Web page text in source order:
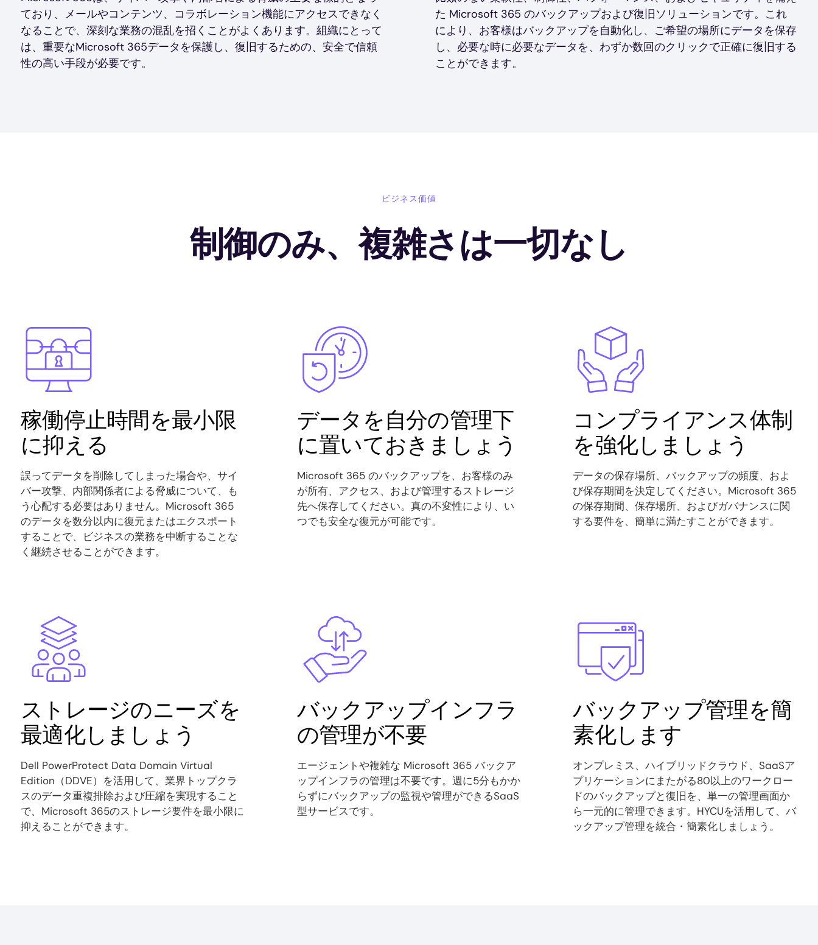
ており、メールやコンテンツ、コラボレーション機能にアクセスできなく
なることで、深刻な業務の混乱を招くことがよくあります。組織にとって
は、重要なMicrosoft 365データを保護し、復旧するための、安全で信頼
性の高い手段が必要です。
た Microsoft 365 のバックアップおよび復旧ソリューションです。これ
により、お客様はバックアップを自動化し、ご希望の場所にデータを保存
し、必要な時に必要なデータを、わずか数回のクリックで正確に復旧する
ことができます。
ビジネス価値
制御のみ、複雑さは一切なし
Image
稼働停止時間を最小限
に抑える
誤ってデータを削除してしまった場合や、サイ
バー攻撃、内部関係者による脅威について、も
う心配する必要はありません。Microsoft 365
のデータを数分以内に復元またはエクスポート
することで、ビジネスの業務を中断することな
く継続させることができます。
Image
データを自分の管理下
に置いておきましょう
Microsoft 365 のバックアップを、お客様のみ
が所有、アクセス、および管理するストレージ
先へ保存してください。真の不変性により、い
つでも安全な復元が可能です。
Image
コンプライアンス体制
を強化しましょう
データの保存場所、バックアップの頻度、およ
び保存期間を決定してください。Microsoft 365
の保存期間、保存場所、およびガバナンスに関
する要件を、簡単に満たすことができます。
Image
ストレージのニーズを
最適化しましょう
Dell PowerProtect Data Domain Virtual
Edition（DDVE）を活用して、業界トップクラ
スのデータ重複排除および圧縮を実現すること
で、Microsoft 365のストレージ要件を最小限に
抑えることができます。
バックアップインフラ
の管理が不要
エージェントや複雑な Microsoft 365 バックア
ップインフラの管理は不要です。週に5分もかか
らずにバックアップの監視や管理ができるSaaS
型サービスです。
バックアップ管理を簡
素化します
オンプレミス、ハイブリッドクラウド、SaaSア
プリケーションにまたがる80以上のワークロー
ドのバックアップと復旧を、単一の管理画面か
ら一元的に管理できます。HYCUを活用して、バ
ックアップ管理を統合・簡素化しましょう。